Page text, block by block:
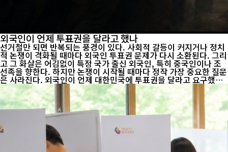
외국인이 언제 투표권을 달라고 했나
선거철만 되면 반복되는 풍경이 있다. 사회적 갈등이 커지거나 정치
적 논쟁이 격화될 때마다 외국인 투표권 문제가 다시 소환된다. 그리
고 그 화살은 어김없이 특정 국가 출신 외국인, 특히 중국인이나 조
선족을 향한다. 하지만 논쟁이 시작될 때마다 정작 가장 중요한 질문
은 사라진다. 외국인이 언제 대한민국에 투표권을 달라고 요구했는
가. 현재 대한민국에서 외국인은 대통령 선거와 국회의원 선거에 참
여할 수 없다. 국가 권력의 향방을 결정하는 대선과 총선에는 투표권
이 없다. 오직 지방자치단체장과 지방의원을 선출하는 지방선거에
한해 제한적으로 투표할 수 있을 뿐이다. 이 제도는 외국인 단체의
요구나 정치적 압박으로 만들어진 것이 아니다. 대한민국 국회가 20
05년 공직선거법을 개정하면서 도입했고, 2006년 지방선거부터 시
행됐다. 한국에 장기간 거주하며 세금을 내고 지역사회 구성원으로